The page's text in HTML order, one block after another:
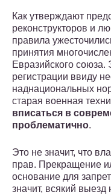
Как утверждают
реконструкторов и
правила
принятия
Евразийского союза.
регистрации ввиду
наднациональных
старая военная
вписаться в
проблематично.
Это не значит, что
прав. Прекращение
основание для
значит, всякий выезд